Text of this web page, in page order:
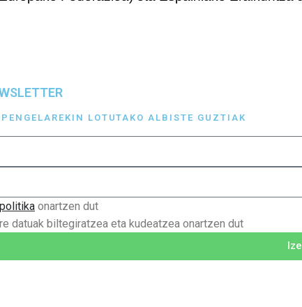
LOTUTAKO ALBISTE GUZTIAK
onartzen dut
datuak biltegiratzea eta kudeatzea onartzen dut